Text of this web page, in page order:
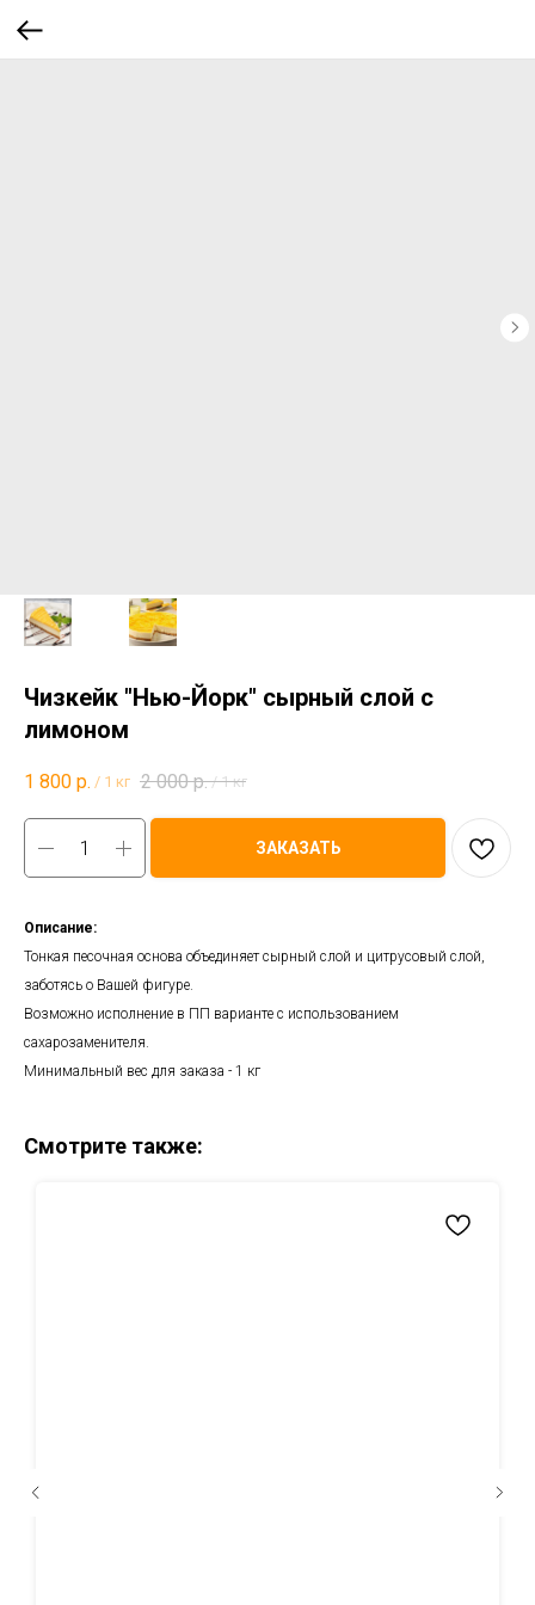
Чизкейк "Нью-Йорк" сырный слой с
лимоном
1 800 р. / 1 кг 2 000 р. / 1 кг
ЗАКАЗАТЬ
Описание:
Тонкая песочная основа объединяет сырный слой и цитрусовый слой,
заботясь о Вашей фигуре.
Возможно исполнение в ПП варианте с использованием
сахарозаменителя.
Минимальный вес для заказа - 1 кг
Смотрите также: